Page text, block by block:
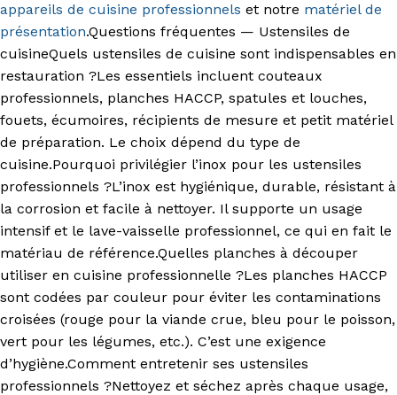
appareils de cuisine professionnels et notre matériel de
présentation.Questions fréquentes — Ustensiles de
cuisineQuels ustensiles de cuisine sont indispensables en
restauration ?Les essentiels incluent couteaux
professionnels, planches HACCP, spatules et louches,
fouets, écumoires, récipients de mesure et petit matériel
de préparation. Le choix dépend du type de
cuisine.Pourquoi privilégier l’inox pour les ustensiles
professionnels ?L’inox est hygiénique, durable, résistant à
la corrosion et facile à nettoyer. Il supporte un usage
intensif et le lave-vaisselle professionnel, ce qui en fait le
matériau de référence.Quelles planches à découper
utiliser en cuisine professionnelle ?Les planches HACCP
sont codées par couleur pour éviter les contaminations
croisées (rouge pour la viande crue, bleu pour le poisson,
vert pour les légumes, etc.). C’est une exigence
d’hygiène.Comment entretenir ses ustensiles
professionnels ?Nettoyez et séchez après chaque usage,